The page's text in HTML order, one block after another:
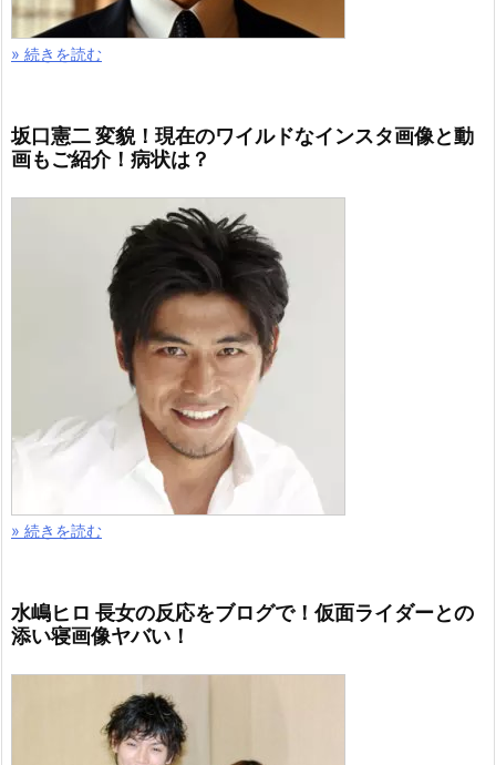
» 続きを読む
坂口憲二 変貌！現在のワイルドなインスタ画像と動
画もご紹介！病状は？
» 続きを読む
水嶋ヒロ 長女の反応をブログで！仮面ライダーとの
添い寝画像ヤバい！